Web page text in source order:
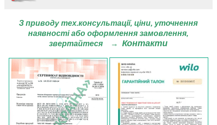
З приводу тех.консультації, ціни, уточнення
наявності або оформлення замовлення,
звертайтеся
→ Контакти